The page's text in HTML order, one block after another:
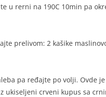
u rerni na 190C 10min pa
prelivom: 2 kašike
pa ređajte po volji. Ovde
ukiseljeni crveni kupus sa